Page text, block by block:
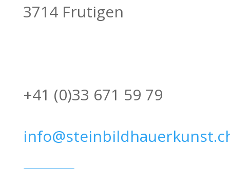
3714 Frutigen
+41 (0)33 671 59 79